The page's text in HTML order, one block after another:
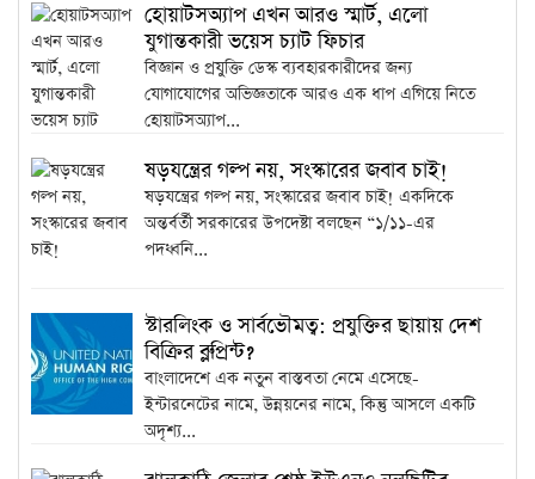
হোয়াটসঅ্যাপ এখন আরও স্মার্ট, এলো
যুগান্তকারী ভয়েস চ্যাট ফিচার
বিজ্ঞান ও প্রযুক্তি ডেস্ক ব্যবহারকারীদের জন্য
যোগাযোগের অভিজ্ঞতাকে আরও এক ধাপ এগিয়ে নিতে
হোয়াটসঅ্যাপ...
ষড়যন্ত্রের গল্প নয়, সংস্কারের জবাব চাই!
ষড়যন্ত্রের গল্প নয়, সংস্কারের জবাব চাই! একদিকে
অন্তর্বর্তী সরকারের উপদেষ্টা বলছেন “১/১১-এর
পদধ্বনি...
স্টারলিংক ও সার্বভৌমত্ব: প্রযুক্তির ছায়ায় দেশ
বিক্রির ব্লুপ্রিন্ট?
বাংলাদেশে এক নতুন বাস্তবতা নেমে এসেছে-
ইন্টারনেটের নামে, উন্নয়নের নামে, কিন্তু আসলে একটি
অদৃশ্য...